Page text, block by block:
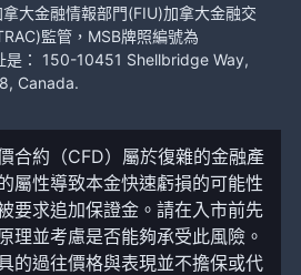
大金融情報部門(FIU)加拿大金融交
監管，MSB牌照編號為
： 150-10451 Shellbridge Way,
Canada.
合約（CFD）屬於復雜的金融產
屬性導致本金快速虧損的可能性
要求追加保證金。請在入市前先
理並考慮是否能夠承受此風險。
的過往價格與表現並不擔保或代